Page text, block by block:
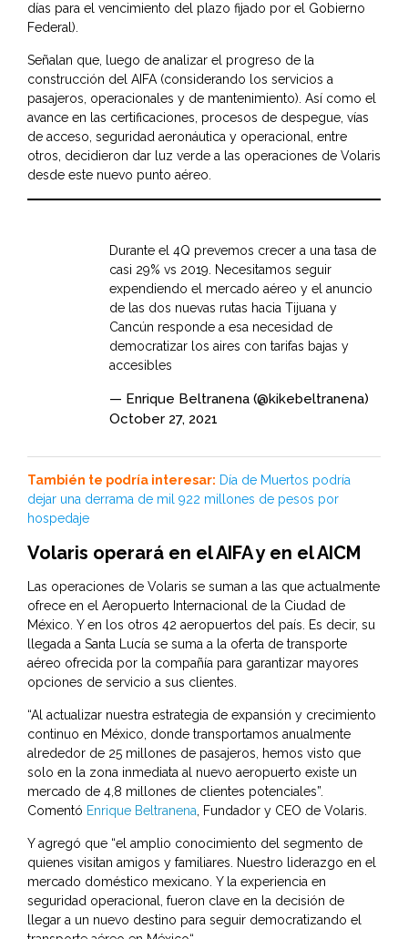
días para el vencimiento del plazo fijado por el Gobierno
Federal).
Señalan que, luego de analizar el progreso de la
construcción del AIFA (considerando los servicios a
pasajeros, operacionales y de mantenimiento). Así como el
avance en las certificaciones, procesos de despegue, vías
de acceso, seguridad aeronáutica y operacional, entre
otros, decidieron dar luz verde a las operaciones de Volaris
desde este nuevo punto aéreo.
Durante el 4Q prevemos crecer a una tasa de
casi 29% vs 2019. Necesitamos seguir
expendiendo el mercado aéreo y el anuncio
de las dos nuevas rutas hacia Tijuana y
Cancún responde a esa necesidad de
democratizar los aires con tarifas bajas y
accesibles
— Enrique Beltranena (@kikebeltranena)
October 27, 2021
También te podría interesar: Día de Muertos podría
dejar una derrama de mil 922 millones de pesos por
hospedaje
Volaris operará en el AIFA y en el AICM
Las operaciones de Volaris se suman a las que actualmente
ofrece en el Aeropuerto Internacional de la Ciudad de
México. Y en los otros 42 aeropuertos del país. Es decir, su
llegada a Santa Lucía se suma a la oferta de transporte
aéreo ofrecida por la compañía para garantizar mayores
opciones de servicio a sus clientes.
“Al actualizar nuestra estrategia de expansión y crecimiento
continuo en México, donde transportamos anualmente
alrededor de 25 millones de pasajeros, hemos visto que
solo en la zona inmediata al nuevo aeropuerto existe un
mercado de 4,8 millones de clientes potenciales”.
Comentó Enrique Beltranena, Fundador y CEO de Volaris.
Y agregó que “el amplio conocimiento del segmento de
quienes visitan amigos y familiares. Nuestro liderazgo en el
mercado doméstico mexicano. Y la experiencia en
seguridad operacional, fueron clave en la decisión de
llegar a un nuevo destino para seguir democratizando el